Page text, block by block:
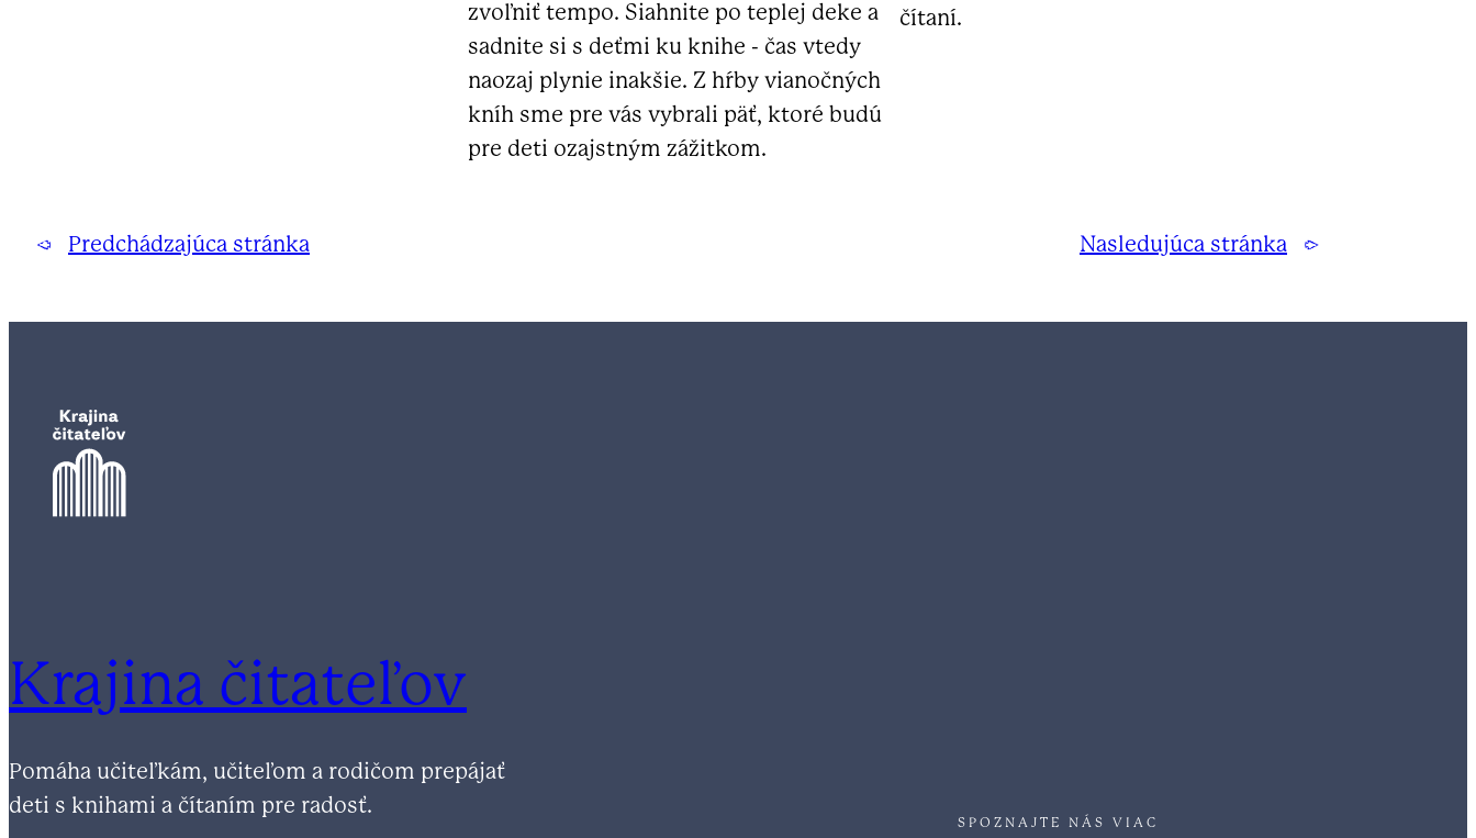
zvoľniť tempo. Siahnite po teplej deke a
sadnite si s deťmi ku knihe - čas vtedy
naozaj plynie inakšie. Z hŕby vianočných
kníh sme pre vás vybrali päť, ktoré budú
pre deti ozajstným zážitkom.
čítaní.
← Predchádzajúca stránka Nasledujúca stránka →
Krajina čitateľov
Pomáha učiteľkám, učiteľom a rodičom prepájať
deti s knihami a čítaním pre radosť.
SPOZNAJTE NÁS VIAC